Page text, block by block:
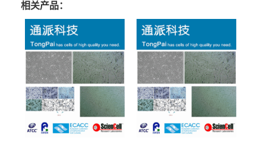
相关产品：